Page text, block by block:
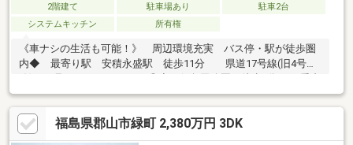
2階建て 駐車場あり
駐車2台
システムキッチン
所有権
《車ナシの生活も可能！》 周辺環境充実 バス停・駅が徒歩圏
内◆ 最寄り駅 安積永盛駅 徒歩11分 県道17号線(旧4号
線)・４号バイパス アクセス◎◆ 伝角田公園 徒歩5分 愛犬
の散歩にも◎◆ 坪井病院まで徒歩６分で通院もラクラク◆ 安
積図書館も徒歩圏内！ まったりと、読書タイムはいかがでし
ょう(^^♪◆ 落ち着きある、全室和室仕様のお家！ リフォー
ムも承ります！◆ 1階テラスは、洗濯干しがラクラク 軒が
福島県郡山市緑町 2,380万円 3DK